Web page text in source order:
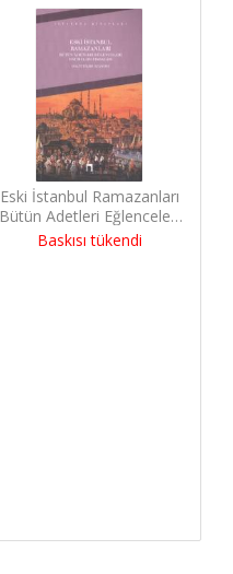
Eski İstanbul Ramazanları
Bütün Adetleri Eğlenceleri
Hatıraları Fıkraları
Baskısı tükendi